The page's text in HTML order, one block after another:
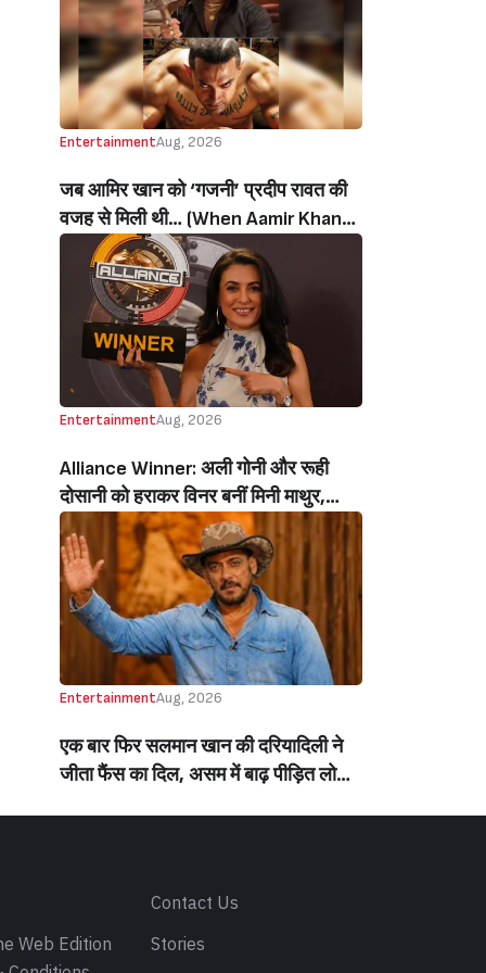
थी’ (‘I Sold My Soul’ Actress
Sushmita Mukherjee Recalls Doing
C-Grade Films To Pay Loan)
EntertainmentAug, 2026
जब आमिर खान को ‘गजनी’ प्रदीप रावत की
वजह से मिली थी… (When Aamir Khan
Got ‘Ghajini’ Because Of Pradeep
Rawat)
EntertainmentAug, 2026
Alliance Winner: अली गोनी और रूही
दोसानी को हराकर विनर बनीं मिनी माथुर,
इनाम में मिले 50 लाख रुपये और चमचमाती ही
ट्रॉफी (Mini Mathur Lifts Trophy
Beats Aly Goni And Ruhee Dosani)
EntertainmentAug, 2026
एक बार फिर सलमान खान की दरियादिली ने
जीता फैंस का दिल, असम में बाढ़ पीड़ित लोगों
Flood Affected People In Assam)
Contact Us
Web Edition
Stories